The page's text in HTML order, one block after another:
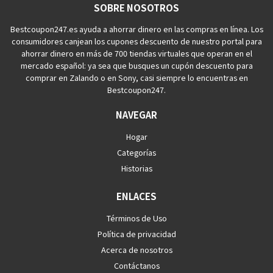
SOBRE NOSOTROS
Bestcoupon247.es ayuda a ahorrar dinero en las compras en línea. Los
consumidores canjean los cupones descuento de nuestro portal para
ahorrar dinero en más de 700 tiendas virtuales que operan en el
mercado español: ya sea que busques un cupón descuento para
comprar en Zalando o en Sony, casi siempre lo encuentras en
Bestcoupon247.
NAVEGAR
Hogar
Categorías
Historias
ENLACES
Términos de Uso
Política de privacidad
Acerca de nosotros
Contáctanos